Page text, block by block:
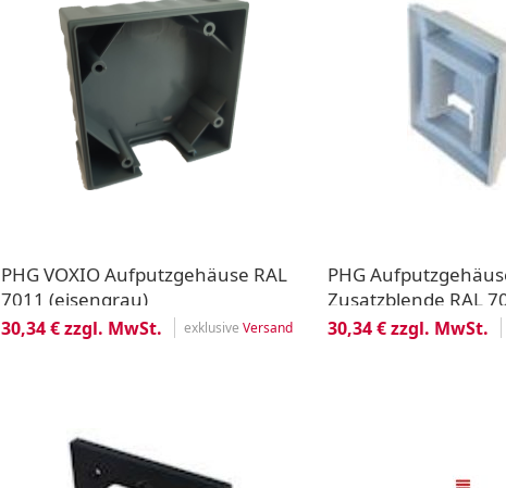
PHG VOXIO Aufputzgehäuse RAL
7011 (eisengrau)
30,34 € zzgl. MwSt. exklusive Versand
PHG
Zusatzblende RAL
30,34 € zzgl. MwSt.